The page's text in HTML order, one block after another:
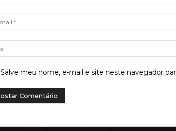
Salve meu nome, e-mail e site neste navegador